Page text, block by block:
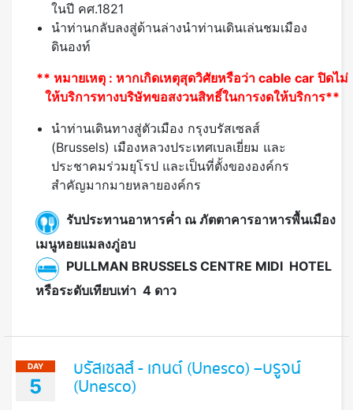
ในปี คศ.1821
นำท่านกลับลงสู่ด้านล่างนำท่านเดินเล่นชมเมือง
ดินองท์
** หมายเหตุ : หากเกิดเหตุสุดวิศัยหรือว่า cable car ปิดไม่
ให้บริการทางบริษัทขอสงวนสิทธิ์ในการงดให้บริการ**
นำท่านเดินทางสู่ตัวเมือง กรุงบรัสเซลส์
(Brussels) เมืองหลวงประเทศเบลเยี่ยม และ
ประชาคมร่วมยุโรป และเป็นที่ตั้งขององค์กร
สำคัญมากมายหลายองค์กร
รับประทานอาหารค่ำ ณ ภัตตาคารอาหารพื้นเมือง
เมนูหอยแมลงภู่อบ
PULLMAN BRUSSELS CENTRE MIDI HOTEL
หรือระดับเทียบเท่า 4 ดาว
DAY
5
บรัสเซลส์ - เกนต์ (Unesco) –บรูจน์
(Unesco)